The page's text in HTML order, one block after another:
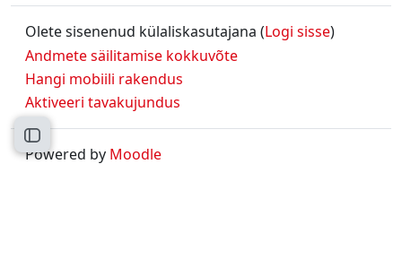
Ava kursuse sisukord
Olete sisenenud külaliskasutajana (Logi sisse)
Andmete säilitamise kokkuvõte
Hangi mobiili rakendus
Aktiveeri tavakujundus
Powered by Moodle